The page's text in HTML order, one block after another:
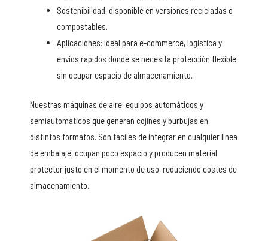
Sostenibilidad: disponible en versiones recicladas o
compostables.
Aplicaciones: ideal para e-commerce, logística y
envíos rápidos donde se necesita protección flexible
sin ocupar espacio de almacenamiento.
Nuestras máquinas de aire: equipos automáticos y
semiautomáticos que generan cojines y burbujas en
distintos formatos. Son fáciles de integrar en cualquier línea
de embalaje, ocupan poco espacio y producen material
protector justo en el momento de uso, reduciendo costes de
almacenamiento.